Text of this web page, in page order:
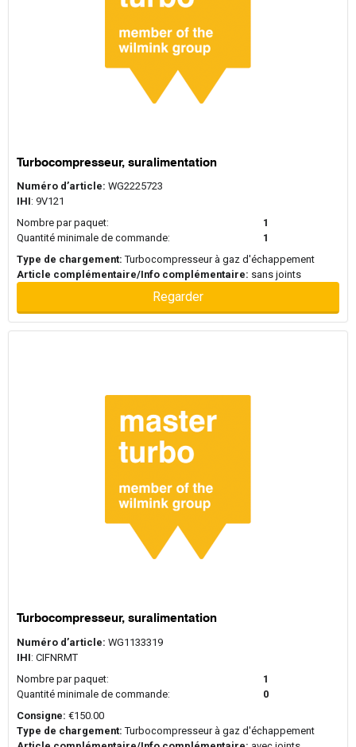
Turbocompresseur, suralimentation
Numéro d’article: WG2225723
IHI: 9V121
Nombre par paquet:
1
Quantité minimale de commande:
1
Type de chargement: Turbocompresseur à gaz d'échappement
Article complémentaire/Info complémentaire: sans joints
Regarder
Turbocompresseur, suralimentation
Numéro d’article: WG1133319
IHI: CIFNRMT
Nombre par paquet:
1
Quantité minimale de commande:
0
Consigne: €150.00
Type de chargement: Turbocompresseur à gaz d'échappement